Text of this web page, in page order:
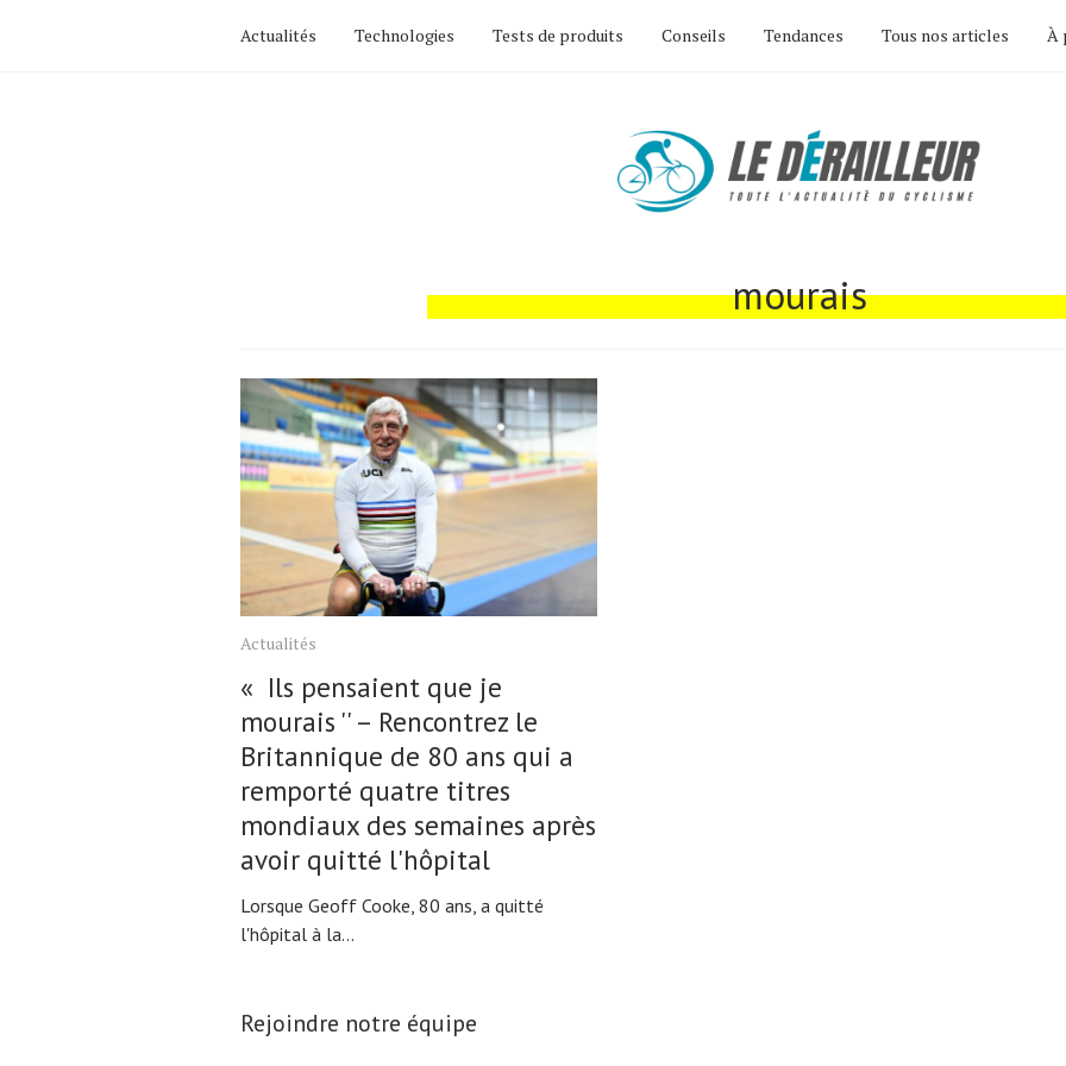
Actualités Technologies Tests de produits Conseils Tendances Tous nos articles À
mourais
Actualités
« Ils pensaient que je
mourais '' – Rencontrez le
Britannique de 80 ans qui a
remporté quatre titres
mondiaux des semaines après
avoir quitté l'hôpital
Lorsque Geoff Cooke, 80 ans, a quitté
l'hôpital à la...
Rejoindre notre équipe